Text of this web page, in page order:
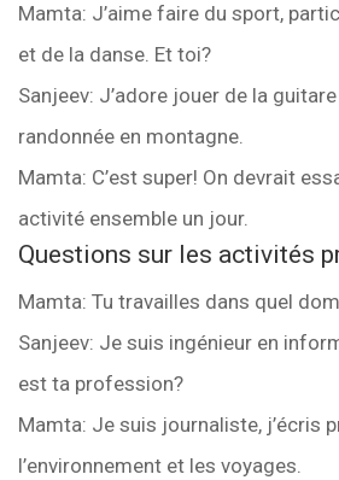
Mamta: J’aime faire du sport,
et de la danse. Et toi?
Sanjeev: J’adore jouer de la
randonnée en montagne.
Mamta: C’est super! On devrait
activité ensemble un jour.
Questions sur les activités
Mamta: Tu travailles dans quel
Sanjeev: Je suis ingénieur en
est ta profession?
Mamta: Je suis journaliste, j’écris
l’environnement et les voyages.